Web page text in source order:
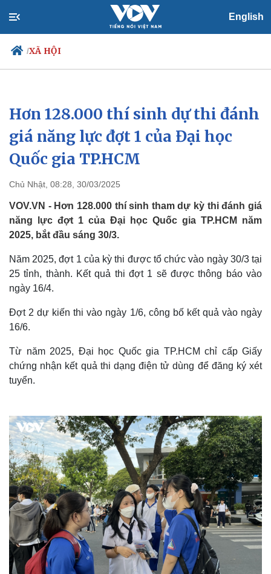
English
/XÃ HỘI
Chính trị
Đảng
Tổ chức nhân sự
Quốc hội
Nhận diện sự thật
Xã hội
Tin 24h
Dự báo thời tiết
Hơn 128.000 thí sinh dự thi đánh
giá năng lực đợt 1 của Đại học
Quốc gia TP.HCM
Chủ Nhật, 08:28, 30/03/2025
VOV.VN - Hơn 128.000 thí sinh tham dự kỳ thi đánh giá
năng lực đợt 1 của Đại học Quốc gia TP.HCM năm
2025, bắt đầu sáng 30/3.
Năm 2025, đợt 1 của kỳ thi được tổ chức vào ngày 30/3 tại
25 tỉnh, thành. Kết quả thi đợt 1 sẽ được thông báo vào
ngày 16/4.
Đợt 2 dự kiến thi vào ngày 1/6, công bố kết quả vào ngày
16/6.
Từ năm 2025, Đại học Quốc gia TP.HCM chỉ cấp Giấy
chứng nhận kết quả thi dạng điện tử dùng để đăng ký xét
tuyển.